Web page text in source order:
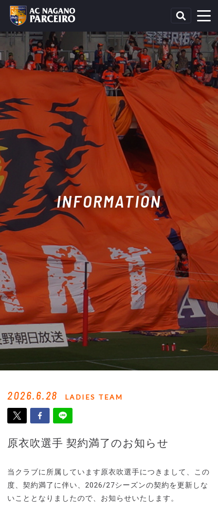
INFORMATION
2026.6.28 LADIES TEAM
原衣吹選手 契約満了のお知らせ
当クラブに所属しています原衣吹選手につきまして、この
度、契約満了に伴い、2026/27シーズンの契約を更新しな
いこととなりましたので、お知らせいたします。